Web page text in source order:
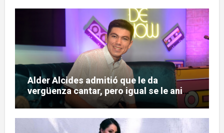
Alder Alcides admitió que le da
vergüenza cantar, pero igual se le animó
a Soda Stereo